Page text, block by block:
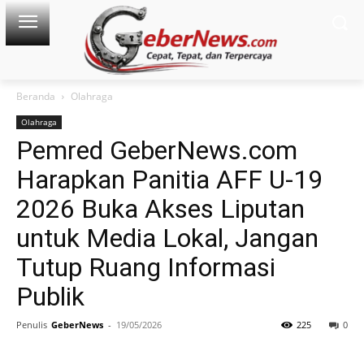
Beranda Olahraga
Olahraga
Pemred GeberNews.com
Harapkan Panitia AFF U-19
2026 Buka Akses Liputan
untuk Media Lokal, Jangan
Tutup Ruang Informasi
Publik
Penulis GeberNews - 19/05/2026 0
225